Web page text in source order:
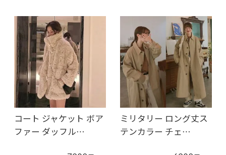
コート ジャケット ボア
ファー ダッフル…
ミリタリー ロング丈ス
テンカラー チェ…